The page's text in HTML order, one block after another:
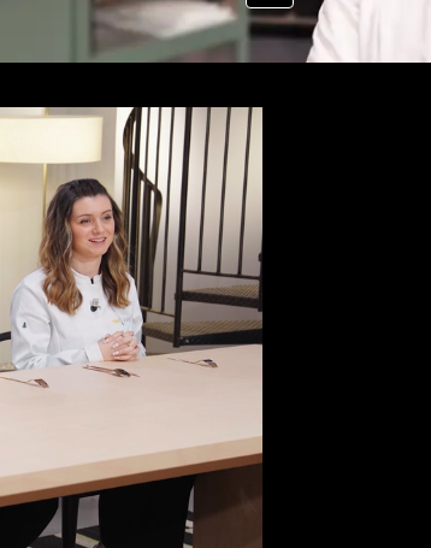
plus
d'infos